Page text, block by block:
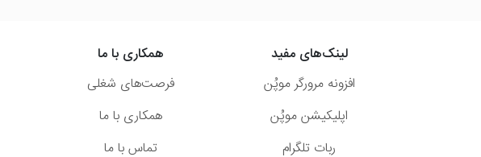
لینک‌های مفید
افزونه مرورگر موپُن
اپلیکیشن موپُن
ربات تلگرام
همکاری با ما
فرصت‌های شغلی
همکاری با ما
تماس با ما